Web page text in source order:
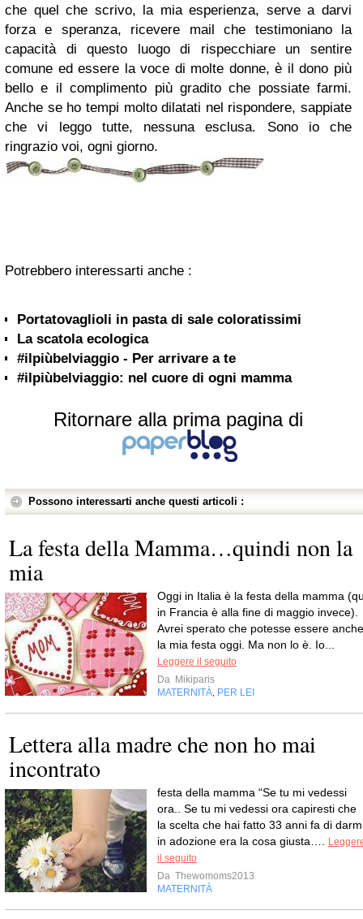
che quel che scrivo, la mia esperienza, serve a darvi
forza e speranza, ricevere mail che testimoniano la
capacità di questo luogo di rispecchiare un sentire
comune ed essere la voce di molte donne, è il dono più
bello e il complimento più gradito che possiate farmi.
Anche se ho tempi molto dilatati nel rispondere, sappiate
che vi leggo tutte, nessuna esclusa. Sono io che
ringrazio voi, ogni giorno.
Potrebbero interessarti anche :
Portatovaglioli in pasta di sale coloratissimi
La scatola ecologica
#ilpiùbelviaggio - Per arrivare a te
#ilpiùbelviaggio: nel cuore di ogni mamma
Ritornare alla prima pagina di
Possono interessarti anche questi articoli :
La festa della Mamma…quindi non la
mia
Oggi in Italia è la festa della mamma
in Francia è alla fine di maggio invece).
Avrei sperato che potesse essere anche
la mia festa oggi. Ma non lo è. Io...
Leggere il seguito
Da Mikiparis
MATERNITÀ PER LEI
Lettera alla madre che non ho mai
incontrato
festa della mamma “Se tu mi vedessi
ora.. Se tu mi vedessi ora capiresti che
la scelta che hai fatto 33 anni fa di
in adozione era la cosa giusta….
il seguito
Da Thewomoms2013
MATERNITÀ